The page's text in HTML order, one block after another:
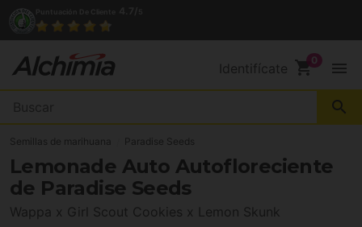
Identifícate shopping_cart menu
search
Semillas de marihuana Paradise Seeds
Lemonade Auto Autofloreciente
de Paradise Seeds
Wappa x Girl Scout Cookies x Lemon Skunk